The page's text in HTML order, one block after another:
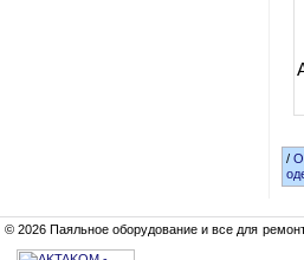
/
© 2026 Паяльное оборудование и все для